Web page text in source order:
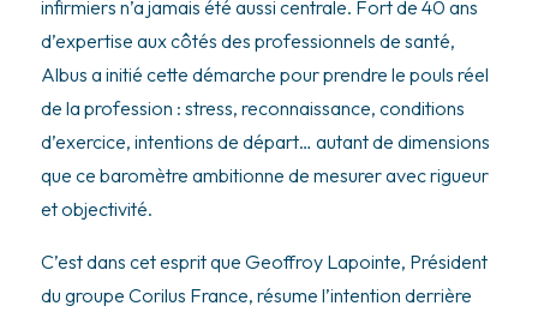
infirmiers n’a jamais été aussi centrale. Fort de 40 ans
d’expertise aux côtés des professionnels de santé,
Albus a initié cette démarche pour prendre le pouls réel
de la profession : stress, reconnaissance, conditions
d’exercice, intentions de départ… autant de dimensions
que ce baromètre ambitionne de mesurer avec rigueur
et objectivité.
C’est dans cet esprit que Geoffroy Lapointe, Président
du groupe Corilus France, résume l’intention derrière